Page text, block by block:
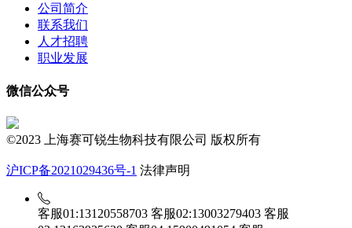
公司简介
联系我们
人才招聘
职业发展
微信公众号
©2023 上海赛可锐生物科技有限公司 版权所有
沪ICP备2021029436号-1 法律声明
客服01:13120558703 客服02:13003279403 客服